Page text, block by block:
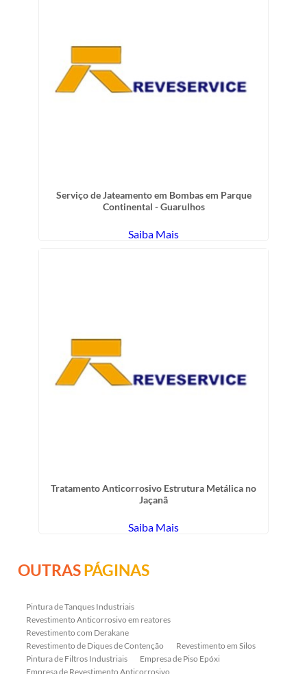
Serviço de Jateamento em Bombas em Parque
Continental - Guarulhos
Saiba Mais
Tratamento Anticorrosivo Estrutura Metálica no
Jaçanã
Saiba Mais
OUTRASPÁGINAS
Pintura de Tanques Industriais
Revestimento Anticorrosivo em reatores
Revestimento com Derakane
Revestimento de Diques de Contenção
Revestimento em Silos
Pintura de Filtros Industriais
Empresa de Piso Epóxi
Empresa de Revestimento Anticorrosivo